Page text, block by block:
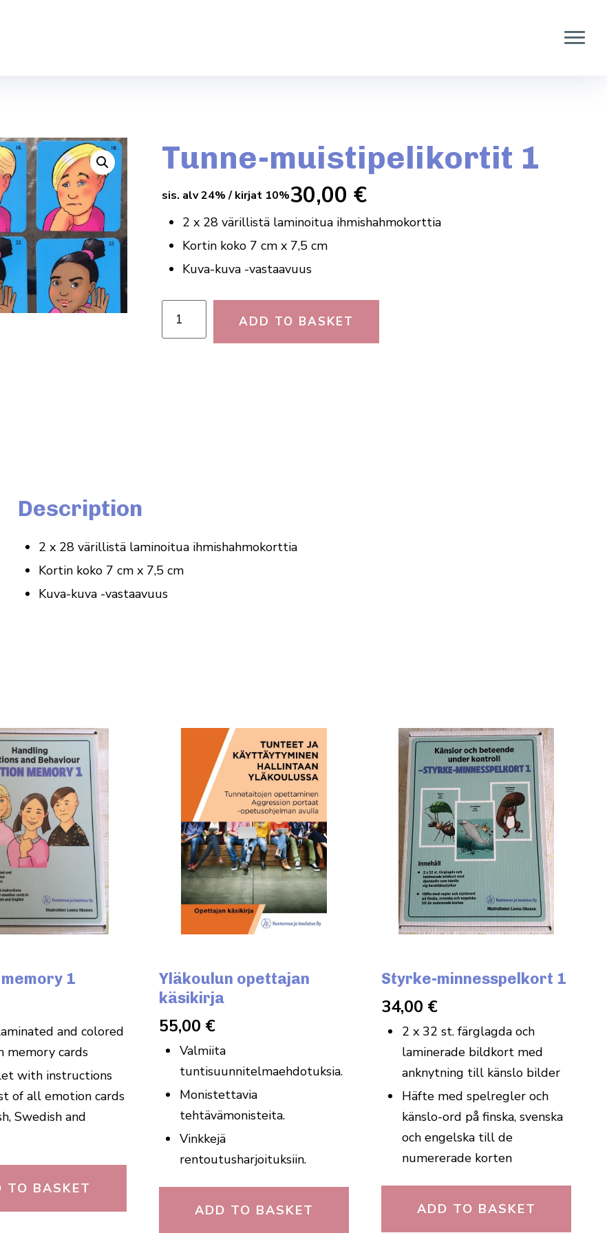
Tunne-muistipelikortit 1
30,00 €
sis. alv 24% / kirjat 10%
2 x 28 värillistä laminoitua ihmishahmokorttia
Kortin koko 7 cm x 7,5 cm
Kuva-kuva -vastaavuus
ADD TO BASKET
Description
2 x 28 väril­listä lamin­oitua ihmishahmokorttia
Kortin koko 7 cm x 7,5 cm
Kuva-kuva -vast­aavuus
1
and colored
memory cards
with instructions
of all emotion cards
Swedish and
TO BASKET
Yläkoulun opettajan
käsikirja
55,00 €
Valmiita
tuntisuunnitelmaehdotuksia.
Monistettavia
tehtävämonisteita.
Vinkkejä
rentoutusharjoituksiin.
ADD TO BASKET
Styrke-minnesspelkort 1
34,00 €
2 x 32 st. färglagda och
laminerade bildkort med
anknytning till känslo bilder
Häfte med spelregler och
känslo-ord på finska, svenska
och engelska till de
numererade korten
ADD TO BASKET